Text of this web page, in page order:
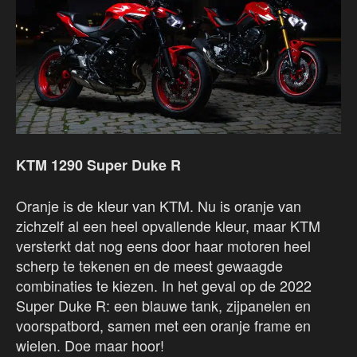
KTM 1290 Super Duke R
Oranje is de kleur van KTM. Nu is oranje van
zichzelf al een heel opvallende kleur, maar KTM
versterkt dat nog eens door haar motoren heel
scherp te tekenen en de meest gewaagde
combinaties te kiezen. In het geval op de 2022
Super Duke R: een blauwe tank, zijpanelen en
voorspatbord, samen met een oranje frame en
wielen. Doe maar hoor!